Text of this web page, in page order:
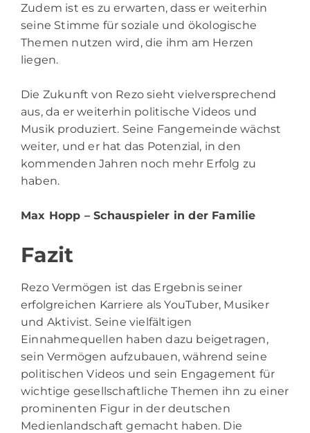
Zudem ist es zu erwarten, dass er weiterhin
seine Stimme für soziale und ökologische
Themen nutzen wird, die ihm am Herzen
liegen.
Die Zukunft von Rezo sieht vielversprechend
aus, da er weiterhin politische Videos und
Musik produziert. Seine Fangemeinde wächst
weiter, und er hat das Potenzial, in den
kommenden Jahren noch mehr Erfolg zu
haben.
Max Hopp – Schauspieler in der Familie
Fazit
Rezo Vermögen ist das Ergebnis seiner
erfolgreichen Karriere als YouTuber, Musiker
und Aktivist. Seine vielfältigen
Einnahmequellen haben dazu beigetragen,
sein Vermögen aufzubauen, während seine
politischen Videos und sein Engagement für
wichtige gesellschaftliche Themen ihn zu einer
prominenten Figur in der deutschen
Medienlandschaft gemacht haben. Die